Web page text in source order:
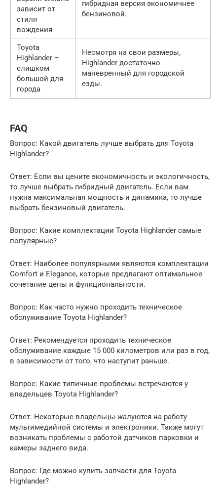
зависит от
стиля
вождения
гибридная версия экономичнее
бензиновой.
Toyota
Highlander –
слишком
большой для
города
Несмотря на свои размеры,
Highlander достаточно
маневренный для городской
езды.
FAQ
Вопрос: Какой двигатель лучше выбрать для Toyota
Highlander?
Ответ: Если вы цените экономичность и экологичность,
то лучше выбрать гибридный двигатель. Если вам
нужна максимальная мощность и динамика, то лучше
выбрать бензиновый двигатель.
Вопрос: Какие комплектации Toyota Highlander самые
популярные?
Ответ: Наиболее популярными являются комплектации
Comfort и Elegance, которые предлагают оптимальное
сочетание цены и функциональности.
Вопрос: Как часто нужно проходить техническое
обслуживание Toyota Highlander?
Ответ: Рекомендуется проходить техническое
обслуживание каждые 15 000 километров или раз в год,
в зависимости от того, что наступит раньше.
Вопрос: Какие типичные проблемы встречаются у
владельцев Toyota Highlander?
Ответ: Некоторые владельцы жалуются на работу
мультимедийной системы и электроники. Также могут
возникать проблемы с работой датчиков парковки и
камеры заднего вида.
Вопрос: Где можно купить запчасти для Toyota
Highlander?